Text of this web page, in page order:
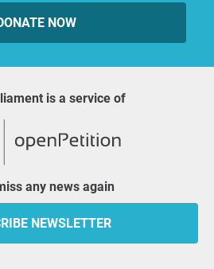
NOW
is a service of
any news again
NEWSLETTER